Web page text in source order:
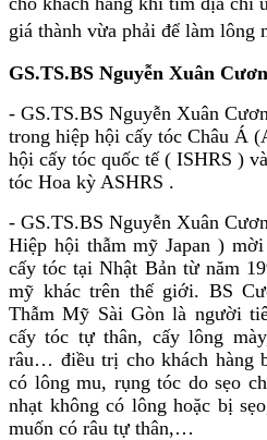
giá thành vừa phải để làm lông
GS.TS.BS Nguyễn Xuân
- GS.TS.BS Nguyễn Xuân
trong hiệp hội cấy tóc Châu Á
hội cấy tóc quốc tế ( ISHRS )
tóc Hoa kỳ ASHRS .
- GS.TS.BS Nguyễn Xuân
Hiệp hội thẫm mỹ Japan )
cấy tóc tại Nhật Bản từ năm
mỹ khác trên thế giới. BS
Thẫm Mỹ Sài Gòn là người
cấy tóc tự thân, cấy lông
râu… điều trị cho khách hàng
có lông mu, rụng tóc do sẹo
nhạt không có lông hoặc bị
muốn có râu tự thân,…